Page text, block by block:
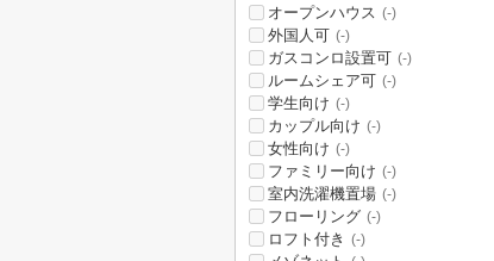
オープンハウス (-)
外国人可 (-)
ガスコンロ設置可 (-)
ルームシェア可 (-)
学生向け (-)
カップル向け (-)
女性向け (-)
ファミリー向け (-)
室内洗濯機置場 (-)
フローリング (-)
ロフト付き (-)